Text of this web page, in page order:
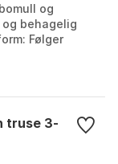
og
behagelig
Følger
truse 3-